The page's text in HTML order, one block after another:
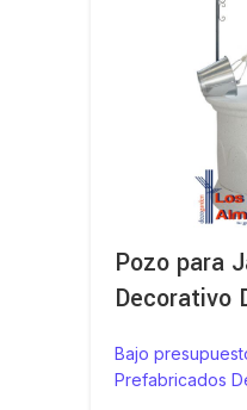
Pozo para
Decorativo
Bajo
Prefabricados